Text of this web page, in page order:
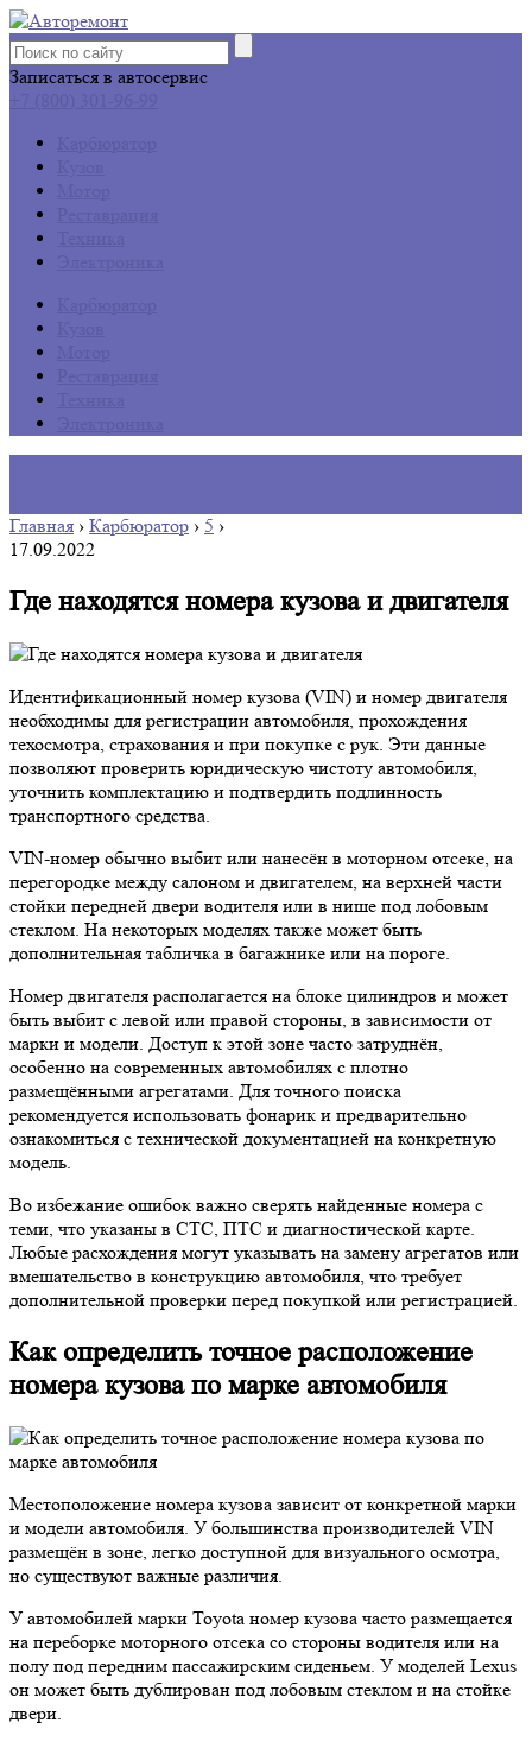
Записаться в автосервис
Главная › Карбюратор › 5 ›
17.09.2022
Где находятся номера кузова и двигателя
Идентификационный номер кузова (VIN) и номер двигателя
необходимы для регистрации автомобиля, прохождения
техосмотра, страхования и при покупке с рук. Эти данные
позволяют проверить юридическую чистоту автомобиля,
уточнить комплектацию и подтвердить подлинность
транспортного средства.
VIN-номер обычно выбит или нанесён в моторном отсеке, на
перегородке между салоном и двигателем, на верхней части
стойки передней двери водителя или в нише под лобовым
стеклом. На некоторых моделях также может быть
дополнительная табличка в багажнике или на пороге.
Номер двигателя располагается на блоке цилиндров и может
быть выбит с левой или правой стороны, в зависимости от
марки и модели. Доступ к этой зоне часто затруднён,
особенно на современных автомобилях с плотно
размещёнными агрегатами. Для точного поиска
рекомендуется использовать фонарик и предварительно
ознакомиться с технической документацией на конкретную
модель.
Во избежание ошибок важно сверять найденные номера с
теми, что указаны в СТС, ПТС и диагностической карте.
Любые расхождения могут указывать на замену агрегатов или
вмешательство в конструкцию автомобиля, что требует
дополнительной проверки перед покупкой или регистрацией.
Как определить точное расположение
номера кузова по марке автомобиля
Местоположение номера кузова зависит от конкретной марки
и модели автомобиля. У большинства производителей VIN
размещён в зоне, легко доступной для визуального осмотра,
но существуют важные различия.
У автомобилей марки Toyota номер кузова часто размещается
на переборке моторного отсека со стороны водителя или на
полу под передним пассажирским сиденьем. У моделей Lexus
он может быть дублирован под лобовым стеклом и на стойке
двери.